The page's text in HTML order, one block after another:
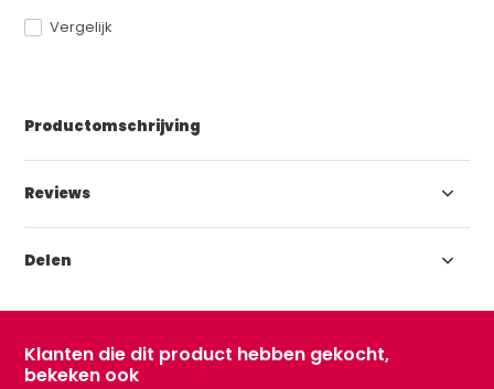
Vergelijk
Productomschrijving
Reviews
Delen
Klanten die dit product hebben gekocht,
bekeken ook